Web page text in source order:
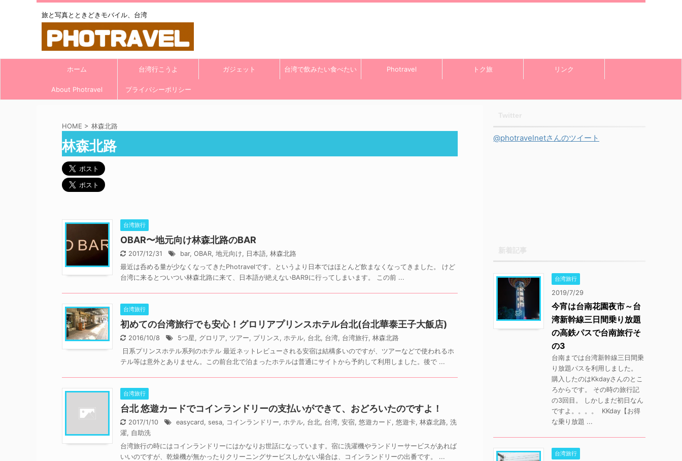
旅と写真とときどきモバイル、台湾
ホーム 台湾行こうよ ガジェット 台湾で飲みたい食べたい Photravel トク旅 リンク
About Photravel プライバシーポリシー
HOME > 林森北路
林森北路
台湾旅行
OBAR〜地元向け林森北路のBAR
2017/12/31 bar, OBAR, 地元向け, 日本語, 林森北路
最近は呑める量が少なくなってきたPhotravelです。というより日本ではほとんど飲まなくなってきました。 けど
台湾に来るとついつい林森北路に来て、日本語が絶えないBAR9に行ってしまいます。 この前 ...
台湾旅行
初めての台湾旅行でも安心！グロリアプリンスホテル台北(台北華泰王子大飯店)
2016/10/8 5つ星, グロリア, ツアー, プリンス, ホテル, 台北, 台湾, 台湾旅行, 林森北路
日系プリンスホテル系列のホテル 最近ネットレビューされる安宿は結構多いのですが、ツアーなどで使われるホ
テル等は意外とありません。この前台北で泊まったホテルは普通にサイトから予約して利用しました。後で ...
台湾旅行
台北 悠遊カードでコインランドリーの支払いができて、おどろいたのですよ！
2017/1/10 easycard, sesa, コインランドリー, ホテル, 台北, 台湾, 安宿, 悠遊カード, 悠遊卡, 林森北路, 洗
濯, 自助洗
台湾旅行の時にはコインランドリーにはかなりお世話になっています。宿に洗濯機やランドリーサービスがあれば
いいのですが、乾燥機が無かったりクリーニングサービスしかない場合は、コインランドリーの出番です。 ...
@photravelnetさんのツイート
台湾旅行
2019/7/29
今宵は台南花園夜市～台
湾新幹線三日間乗り放題
の高鉄パスで台南旅行そ
の3
台南までは台湾新幹線三日間乗
り放題パスを利用しました。
購入したのはKkdayさんのとこ
ろからです。 その時の旅行記
の3回目。 しかしまだ初日なん
ですよ。。。。 KKday【お得
な乗り放題 ...
台湾旅行